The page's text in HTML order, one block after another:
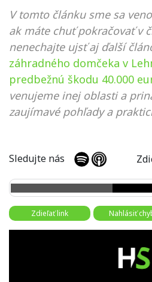
V tomto článku sme sa
ak máte chuť pokračovať v
nenechajte ujsť aj ďalší
záhradného domčeka v
predbežnú škodu 40.000
venujeme inej oblasti a
zaujímavé pohľady a
Sledujte nás
Zdieľať link Nahlásiť